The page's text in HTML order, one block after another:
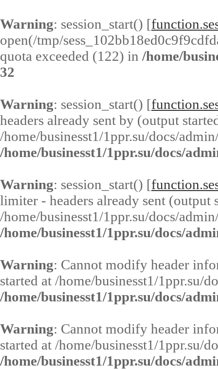
Warning: session_start() [
open(/tmp/
quota exceeded (122) in /home/
32
Warning: session_start() [
headers already sent by (output
/home/businesst1/1ppr.su/docs/
/home/businesst1/1ppr.su/docs/
Warning: session_start() [
limiter - headers already sent (output
/home/businesst1/1ppr.su/docs/
/home/businesst1/1ppr.su/docs/
Warning: Cannot modify header
started at /home/businesst1/1ppr.su/
/home/businesst1/1ppr.su/docs/
Warning: Cannot modify header
started at /home/businesst1/1ppr.su/
/home/businesst1/1ppr.su/docs/